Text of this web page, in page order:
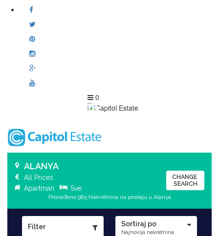
0
ALANYA
All Prices
Apartman
Sve
CHANGE
SEARCH
Pronađeno 985 Nekretnina na prodaju u Alanya
Filter Sortiraj po
Najnovija nekretnina